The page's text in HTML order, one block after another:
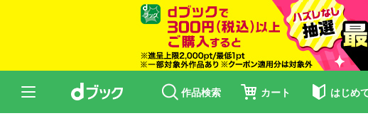
作品検索 カート はじめ